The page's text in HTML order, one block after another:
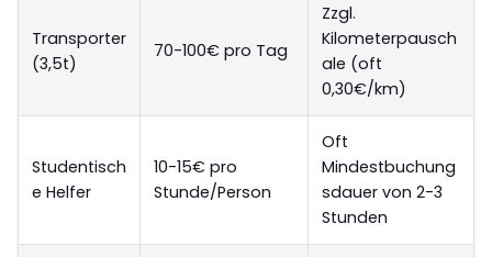
Transporter
(3,5t)
70-100€ pro Tag
Zzgl.
Kilometerpausch
ale (oft
0,30€/km)
Studentisch
e Helfer
10-15€ pro
Stunde/Person
Oft
Mindestbuchung
sdauer von 2-3
Stunden